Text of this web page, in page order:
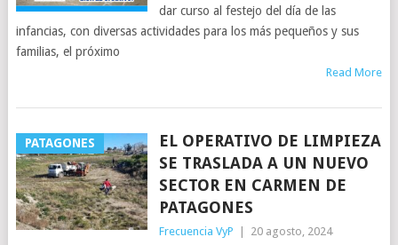
dar curso al festejo del día de las
infancias, con diversas actividades para los más pequeños y sus
familias, el próximo
Read More
PATAGONES
EL OPERATIVO DE LIMPIEZA
SE TRASLADA A UN NUEVO
SECTOR EN CARMEN DE
PATAGONES
Frecuencia VyP 20 agosto, 2024